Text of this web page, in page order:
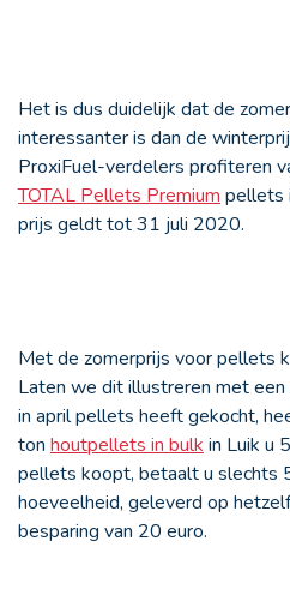
Het is dus duidelijk dat de
interessanter is dan de
ProxiFuel-verdelers profiteren
TOTAL Pellets Premium pellets
prijs geldt tot 31 juli 2020.
Met de zomerprijs voor pellets
Laten we dit illustreren met
in april pellets heeft gekocht,
ton houtpellets in bulk in Luik u
pellets koopt, betaalt u slechts
hoeveelheid, geleverd op
besparing van 20 euro.